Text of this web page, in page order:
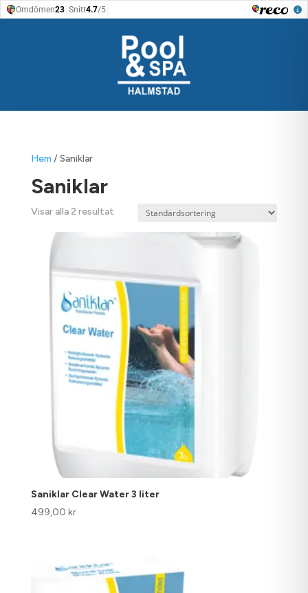
Hem / Saniklar
Saniklar
Visar alla 2 resultat
Saniklar Clear Water 3 liter
499,00 kr